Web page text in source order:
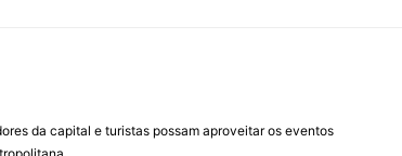
da capital e turistas possam aproveitar os eventos